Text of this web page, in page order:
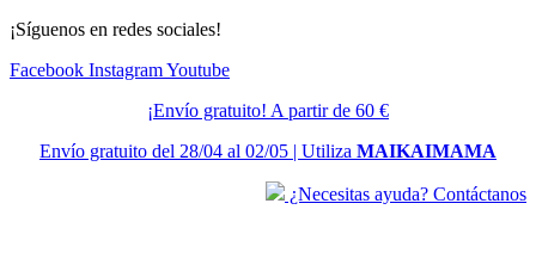
¡Síguenos en redes sociales!
Facebook InstagramYoutube
¡Envío gratuito! A partir de 60 €
Envío gratuito del 28/04 al 02/05 | Utiliza MAIKAIMAMA
¿Necesitas ayuda? Contáctanos